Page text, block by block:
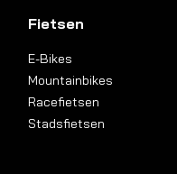
Fietsen
E-Bikes
Mountainbikes
Racefietsen
Stadsfietsen